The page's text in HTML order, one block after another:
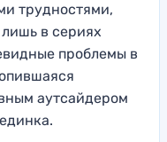
трудностями,
в сериях
проблемы в
аутсайдером